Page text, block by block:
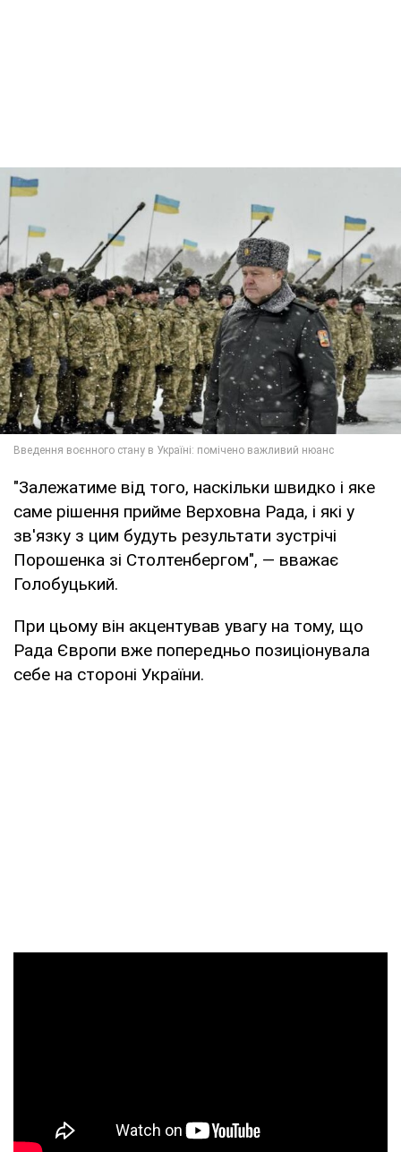
"Залежатиме від того, наскільки швидко і яке
саме рішення прийме Верховна Рада, і які у
зв'язку з цим будуть результати зустрічі
Порошенка зі Столтенбергом", — вважає
Голобуцький.
При цьому він акцентував увагу на тому, що
Рада Європи вже попередньо позиціонувала
себе на стороні України.